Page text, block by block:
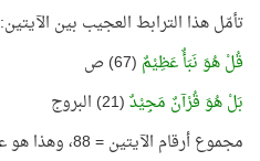
تأمّل هذا الترابط العجيب بين الآيتين:
قُلْ هُوَ نَبَأٌ عَظِيْمٌ (67) ص
بَلْ هُوَ قُرْآنٌ مَجِيْدٌ(21) البروج
مجموع أرقام الآيتين = 88، وهذا هو عدد آيات سورة ص!